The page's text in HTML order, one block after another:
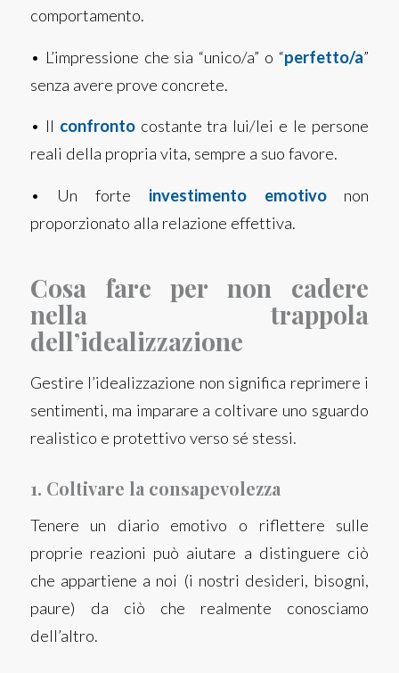
comportamento.
• L’impressione che sia “unico/a” o “perfetto/a”
senza avere prove concrete.
• Il confrontocostante tra lui/lei e le persone
reali della propria vita, sempre a suo favore.
• Un forte investimento emotivonon
proporzionato alla relazione effettiva.
Cosa fare per non cadere
nella trappola
dell’idealizzazione
Gestire l’idealizzazione non significa reprimere i
sentimenti, ma imparare a coltivare uno sguardo
realistico e protettivo verso sé stessi.
1. Coltivare la consapevolezza
Tenere un diario emotivo o riflettere sulle
proprie reazioni può aiutare a distinguere ciò
che appartiene a noi (i nostri desideri, bisogni,
paure) da ciò che realmente conosciamo
dell’altro.